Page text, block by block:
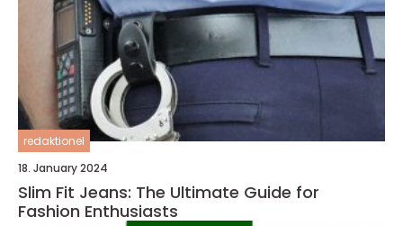
redaktionel
18. January 2024
Slim Fit Jeans: The Ultimate Guide for
Fashion Enthusiasts